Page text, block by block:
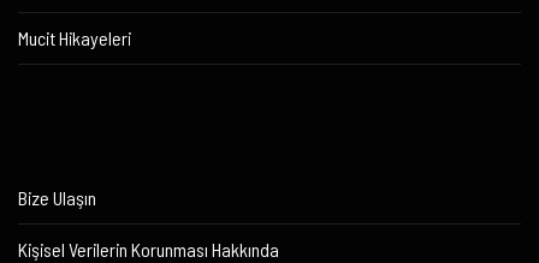
Mucit Hikayeleri
Bize Ulaşın
Kişisel Verilerin Korunması Hakkında